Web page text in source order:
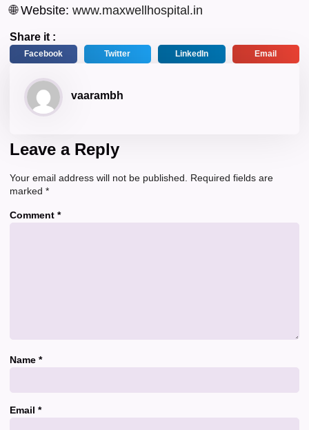
🌐 Website: www.maxwellhospital.in
Share it :
Facebook Twitter LinkedIn Email
vaarambh
Leave a Reply
Your email address will not be published. Required fields are
marked *
Comment *
Name *
Email *